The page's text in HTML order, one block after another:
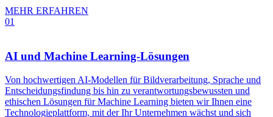
MEHR ERFAHREN
01
AI und Machine Learning-Lösungen
Von hochwertigen AI-Modellen für Bildverarbeitung, Sprache und
Entscheidungsfindung bis hin zu verantwortungsbewussten und
ethischen Lösungen für Machine Learning bieten wir Ihnen eine
Technologieplattform, mit der Ihr Unternehmen wächst und sich